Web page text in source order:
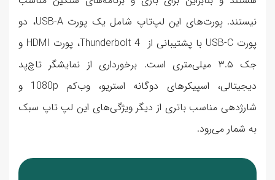
نیستند. پورت‌های این لپ‌تاپ شامل یک پورت USB-A، دو
پورت USB-C با پشتیبانی از Thunderbolt 4، پورت HDMI و
جک ۳.۵ میلی‌متری است. برخورداری از نمایشگر تاچ‌پد
دیجیتالی، اسپیکرهای دوگانه استریو، وب‌کم 1080p و
شارژدهی مناسب باتری از دیگر ویژگی‌های این لپ تاپ سبک
به شمار می‌رود.